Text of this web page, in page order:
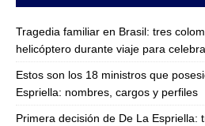
Tragedia familiar en Brasil: tres
helicóptero durante viaje para
Estos son los 18 ministros que
Espriella: nombres, cargos y perfiles
Primera decisión de De La Espriella: